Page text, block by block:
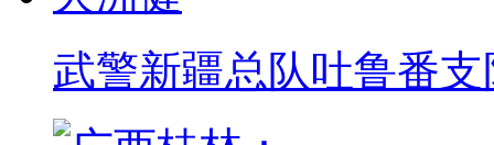
武警新疆总队吐鲁番